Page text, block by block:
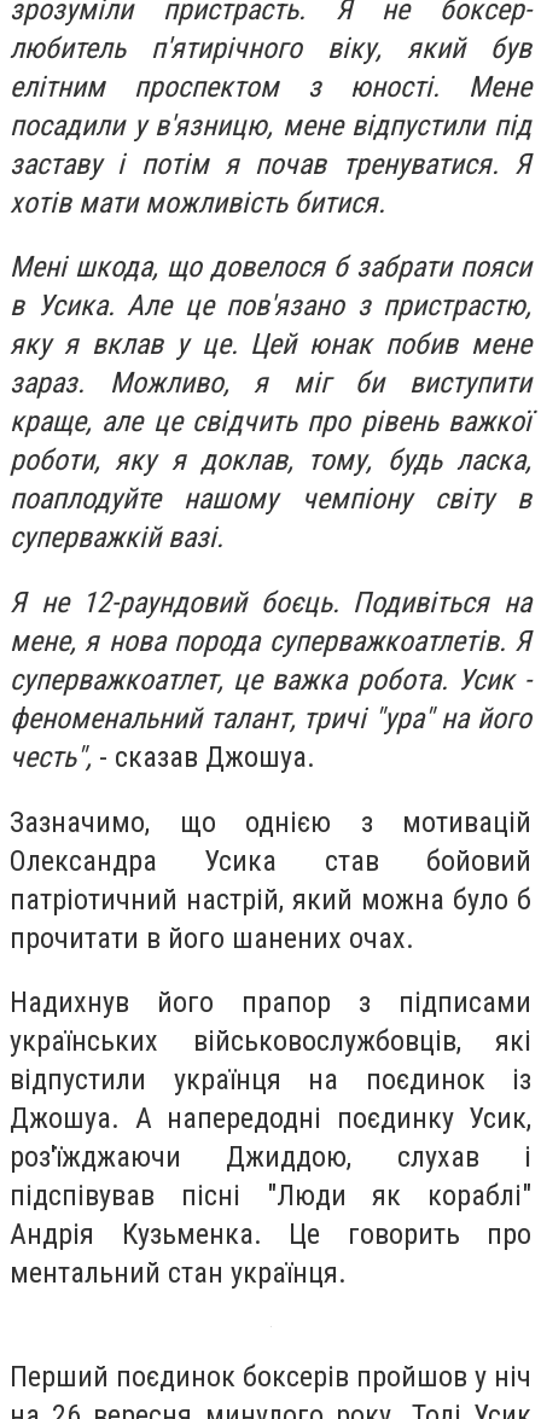
зрозуміли пристрасть. Я не боксер-
любитель п'ятирічного віку, який був
елітним проспектом з юності. Мене
посадили у в'язницю, мене відпустили під
заставу і потім я почав тренуватися. Я
хотів мати можливість битися.
Мені шкода, що довелося б забрати пояси
в Усика. Але це пов'язано з пристрастю,
яку я вклав у це. Цей юнак побив мене
зараз. Можливо, я міг би виступити
краще, але це свідчить про рівень важкої
роботи, яку я доклав, тому, будь ласка,
поаплодуйте нашому чемпіону світу в
суперважкій вазі.
Я не 12-раундовий боєць. Подивіться на
мене, я нова порода суперважкоатлетів. Я
суперважкоатлет, це важка робота. Усик -
феноменальний талант, тричі "ура" на його
честь", - сказав Джошуа.
Зазначимо, що однією з мотивацій
Олександра Усика став бойовий
патріотичний настрій, який можна було б
прочитати в його шанених очах.
Надихнув його прапор з підписами
українських військовослужбовців, які
відпустили українця на поєдинок із
Джошуа. А напередодні поєдинку Усик,
роз'їжджаючи Джиддою, слухав і
підспівував пісні "Люди як кораблі"
Андрія Кузьменка. Це говорить про
ментальний стан українця.
Перший поєдинок боксерів пройшов у ніч